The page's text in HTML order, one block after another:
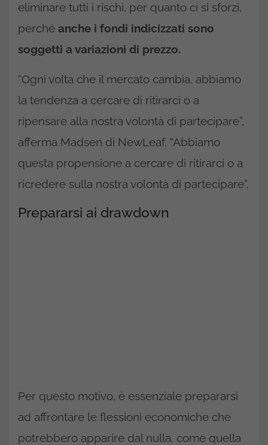
eliminare tutti i rischi, per quanto ci si sforzi,
perché anche i fondi indicizzati sono
soggetti a variazioni di prezzo.
“Ogni volta che il mercato cambia, abbiamo
la tendenza a cercare di ritirarci o a
ripensare alla nostra volontà di partecipare”,
afferma Madsen di NewLeaf. “Abbiamo
questa propensione a cercare di ritirarci o a
ricredere sulla nostra volontà di partecipare”.
Prepararsi ai drawdown
Per questo motivo, è essenziale prepararsi
ad affrontare le flessioni economiche che
potrebbero apparire dal nulla, come quella